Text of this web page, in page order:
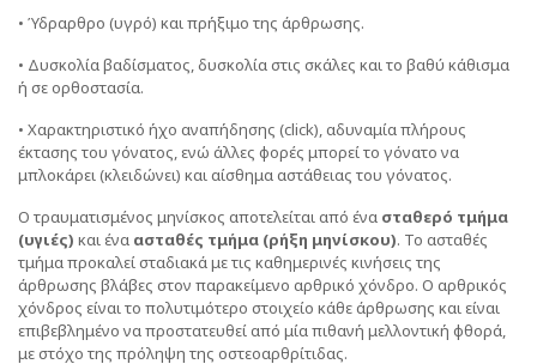
• Ύδραρθρο (υγρό) και πρήξιμο της άρθρωσης.
• Δυσκολία βαδίσματος, δυσκολία στις σκάλες και το βαθύ κάθισμα
ή σε ορθοστασία.
• Χαρακτηριστικό ήχο αναπήδησης (click), αδυναμία πλήρους
έκτασης του γόνατος, ενώ άλλες φορές μπορεί το γόνατο να
μπλοκάρει (κλειδώνει) και αίσθημα αστάθειας του γόνατος.
Ο τραυματισμένος μηνίσκος αποτελείται από ένα σταθερό τμήμα
(υγιές) και ένα ασταθές τμήμα (ρήξη μηνίσκου). Το ασταθές
τμήμα προκαλεί σταδιακά με τις καθημερινές κινήσεις της
άρθρωσης βλάβες στον παρακείμενο αρθρικό χόνδρο. Ο αρθρικός
χόνδρος είναι το πολυτιμότερο στοιχείο κάθε άρθρωσης και είναι
επιβεβλημένο να προστατευθεί από μία πιθανή μελλοντική φθορά,
με στόχο της πρόληψη της οστεοαρθρίτιδας.